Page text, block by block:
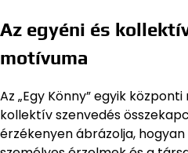
Az egyéni és
motívuma
Az „Egy Könny” egyik
kollektív szenvedés
érzékenyen ábrázolja,